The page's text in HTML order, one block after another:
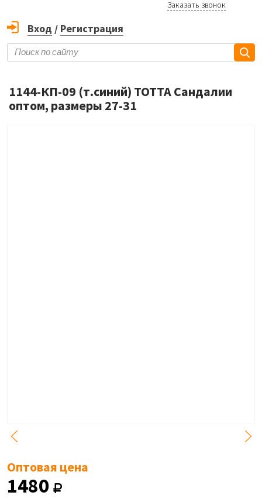
Заказать звонок
Вход / Регистрация
1144-КП-09 (т.cиний) ТОТТА Сандалии
оптом, размеры 27-31
Оптовая цена
1480